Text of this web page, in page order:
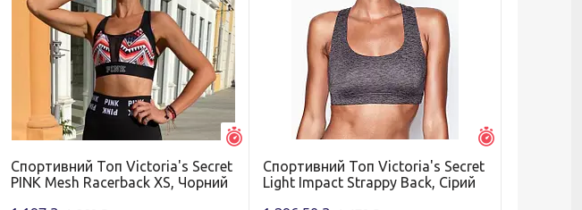
Залишився 1 день Залишився 1 день
Спортивний Топ Victoria's Secret
PINK Mesh Racerback XS, Чорний
Спортивний Топ Victoria's Secret
Light Impact Strappy Back, Сірий